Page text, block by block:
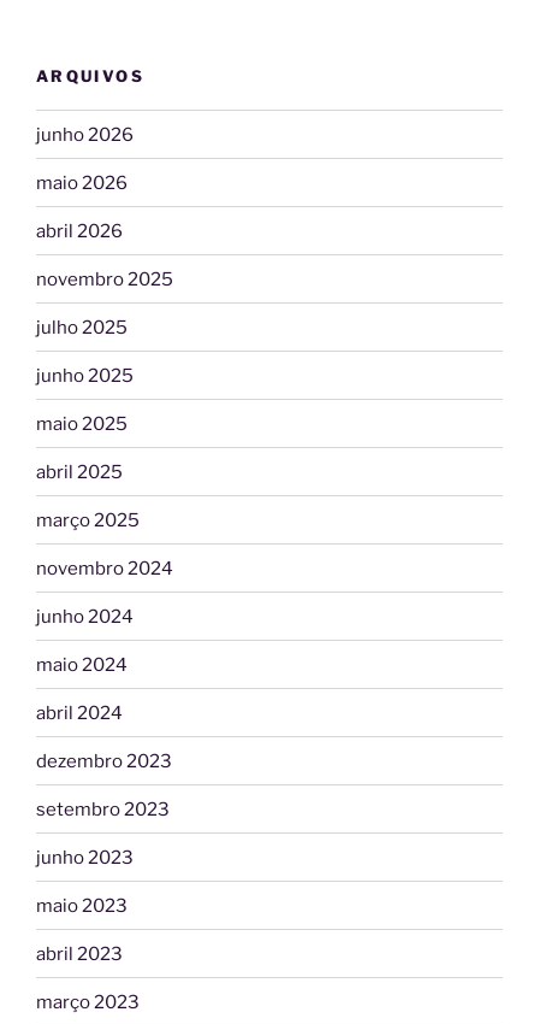
ARQUIVOS
junho 2026
maio 2026
abril 2026
novembro 2025
julho 2025
junho 2025
maio 2025
abril 2025
março 2025
novembro 2024
junho 2024
maio 2024
abril 2024
dezembro 2023
setembro 2023
junho 2023
maio 2023
abril 2023
março 2023